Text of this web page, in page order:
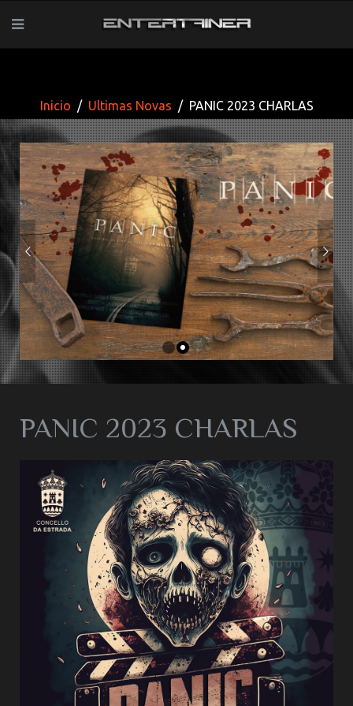
Inicio Ultimas Novas PANIC 2023 CHARLAS
PANIC 2023 CHARLAS